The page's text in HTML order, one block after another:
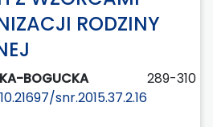
RODZINY
BOGUCKA
289-310
snr.2015.37.2.16